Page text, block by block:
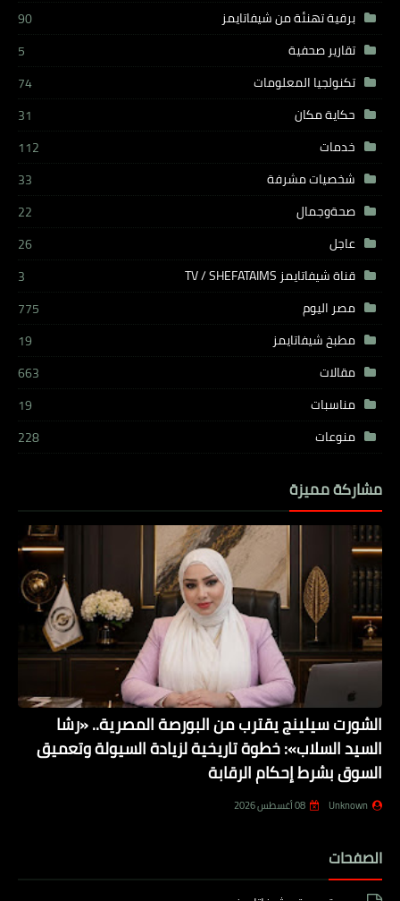
برقية تهنئة من شيفاتايمز
90
تقارير صحفية
5
تكنولجيا المعلومات
74
حكاية مكان
31
خدمات
112
شخصيات مشرفة
33
صحةوجمال
22
عاجل
26
قناة شيفاتايمز TV / SHEFATAIMS
3
مصر اليوم
775
مطبخ شيفاتايمز
19
مقالات
663
مناسبات
19
منوعات
228
مشاركة مميزة
الشورت سيلينج يقترب من البورصة المصرية.. «رشا
السيد السلاب»: خطوة تاريخية لزيادة السيولة وتعميق
السوق بشرط إحكام الرقابة
Unknown 08 أغسطس 2026
الصفحات